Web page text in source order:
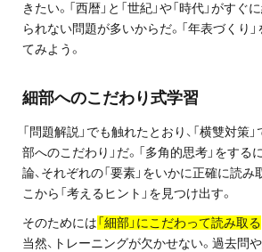
きたい。「西暦」と「世紀」や「時代」がす
られない問題が多いからだ。「年表づくり
てみよう。
細部へのこだわり式学習
「問題解説」でも触れたとおり、「横雙対策
部へのこだわり」だ。「多角的思考」をす
論、それぞれの「要素」をいかに正確に読
こから「考えるヒント」を見つけ出す。
そのためには「細部」にこだわって読み取る
当然、トレーニングが欠かせない。過去問